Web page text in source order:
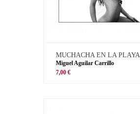
MUCHACHA EN LA PLAYA
Miguel Aguilar Carrillo
7,00 €